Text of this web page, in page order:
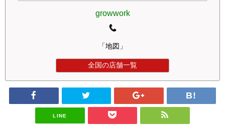
growwork
「地図」
全国の店舗一覧
LINE